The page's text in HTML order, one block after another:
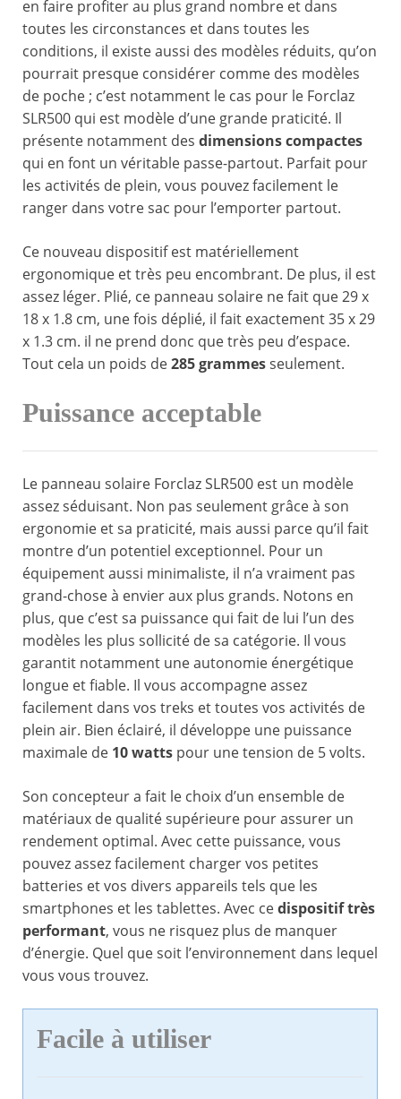
en faire profiter au plus grand nombre et dans
toutes les circonstances et dans toutes les
conditions, il existe aussi des modèles réduits, qu’on
pourrait presque considérer comme des modèles
de poche ; c’est notamment le cas pour le Forclaz
SLR500 qui est modèle d’une grande praticité. Il
présente notamment des dimensions compactes
qui en font un véritable passe-partout. Parfait pour
les activités de plein, vous pouvez facilement le
ranger dans votre sac pour l’emporter partout.
Ce nouveau dispositif est matériellement
ergonomique et très peu encombrant. De plus, il est
assez léger. Plié, ce panneau solaire ne fait que 29 x
18 x 1.8 cm, une fois déplié, il fait exactement 35 x 29
x 1.3 cm. il ne prend donc que très peu d’espace.
Tout cela un poids de285 grammesseulement.
Puissance acceptable
Le panneau solaire Forclaz SLR500 est un modèle
assez séduisant. Non pas seulement grâce à son
ergonomie et sa praticité, mais aussi parce qu’il fait
montre d’un potentiel exceptionnel. Pour un
équipement aussi minimaliste, il n’a vraiment pas
grand-chose à envier aux plus grands. Notons en
plus, que c’est sa puissance qui fait de lui l’un des
modèles les plus sollicité de sa catégorie. Il vous
garantit notamment une autonomie énergétique
longue et fiable. Il vous accompagne assez
facilement dans vos treks et toutes vos activités de
plein air. Bien éclairé, il développe une puissance
maximale de 10 watts pour une tension de 5 volts.
Son concepteur a fait le choix d’un ensemble de
matériaux de qualité supérieure pour assurer un
rendement optimal. Avec cette puissance, vous
pouvez assez facilement charger vos petites
batteries et vos divers appareils tels que les
smartphones et les tablettes. Avec cedispositif très
performant, vous ne risquez plus de manquer
d’énergie. Quel que soit l’environnement dans lequel
vous vous trouvez.
Facile à utiliser